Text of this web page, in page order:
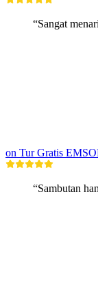
“Sangat
on Tur Gratis
“Sambutan